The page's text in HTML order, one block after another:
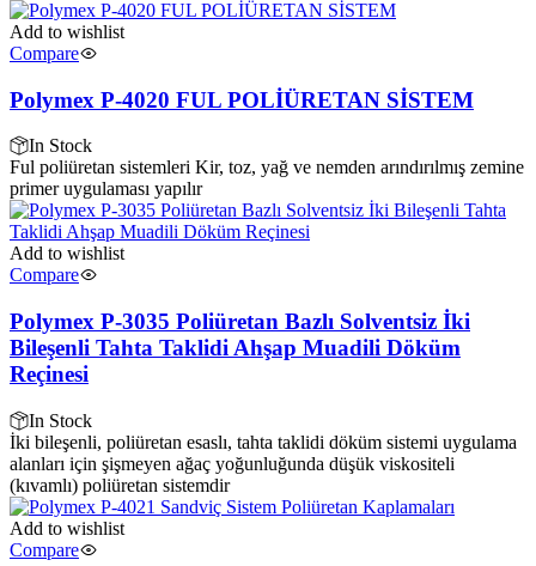
Add to wishlist
Compare
Polymex P-4020 FUL POLİÜRETAN SİSTEM
In Stock
Ful poliüretan sistemleri Kir, toz, yağ ve nemden arındırılmış zemine
primer uygulaması yapılır
Add to wishlist
Compare
Polymex P-3035 Poliüretan Bazlı Solventsiz İki
Bileşenli Tahta Taklidi Ahşap Muadili Döküm
Reçinesi
In Stock
İki bileşenli, poliüretan esaslı, tahta taklidi döküm sistemi uygulama
alanları için şişmeyen ağaç yoğunluğunda düşük viskositeli
(kıvamlı) poliüretan sistemdir
Add to wishlist
Compare